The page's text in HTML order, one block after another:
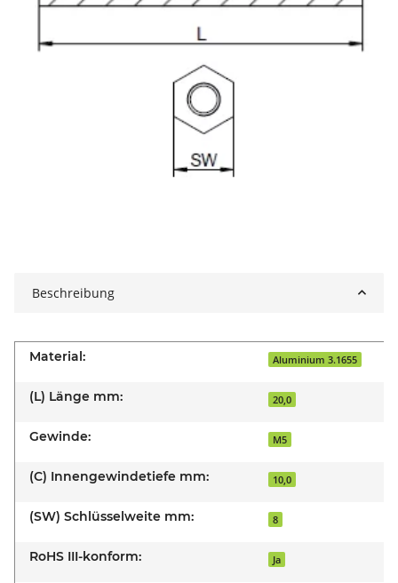
Beschreibung
Material: Aluminium 3.1655
(L) Länge mm: 20,0
Gewinde: M5
(C) Innengewindetiefe mm: 10,0
(SW) Schlüsselweite mm: 8
RoHS III-konform: Ja